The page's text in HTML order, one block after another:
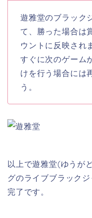
遊雅堂のブラック
て、勝った場合は
ウントに反映され
すぐに次のゲーム
けを行う場合には
う。
以上で遊雅堂(ゆうが
グのライブブラック
完了です。